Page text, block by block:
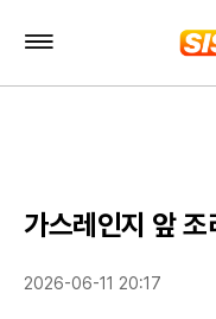
주
펼
치
가스레인지 앞
2026-06-11 20:17